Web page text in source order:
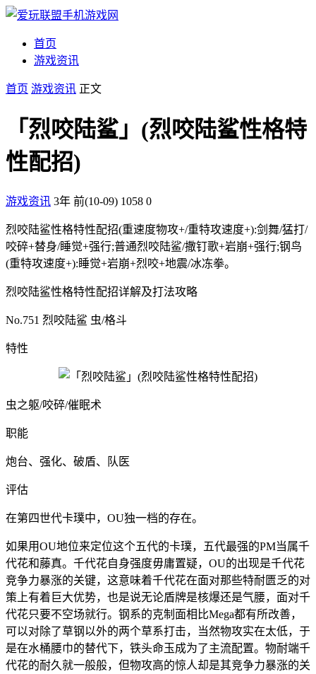
首页
游戏资讯
首页 游戏资讯 正文
「烈咬陆鲨」(烈咬陆鲨性格特
性配招)
游戏资讯 3年 前(10-09) 1058 0
烈咬陆鲨性格特性配招(重速度物攻+/重特攻速度+):剑舞/猛打/
咬碎+替身/睡觉+强行;普通烈咬陆鲨/撒钉歌+岩崩+强行;钢鸟
(重特攻速度+):睡觉+岩崩+烈咬+地震/冰冻拳。
烈咬陆鲨性格特性配招详解及打法攻略
No.751 烈咬陆鲨 虫/格斗
特性
虫之躯/咬碎/催眠术
职能
炮台、强化、破盾、队医
评估
在第四世代卡璞中，OU独一档的存在。
如果用OU地位来定位这个五代的卡璞，五代最强的PM当属千
代花和藤真。千代花自身强度毋庸置疑，OU的出现是千代花
竞争力暴涨的关键，这意味着千代花在面对那些特耐匮乏的对
策上有着巨大优势，也是说无论盾牌是核爆还是气腰，面对千
代花只要不空场就行。钢系的克制面相比Mega都有所改善，
可以对除了草钢以外的两个草系打击，当然物攻实在太低，于
是在水桶腰巾的替代下，铁头命玉成为了主流配置。物耐端千
代花的耐久就一般般，但物攻高的惊人却是其竞争力暴涨的关